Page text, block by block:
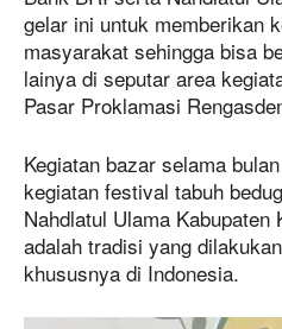
gelar ini untuk memberikan
masyarakat sehingga bisa
lainya di seputar area
Pasar Proklamasi
Kegiatan bazar selama
kegiatan festival tabuh
Nahdlatul Ulama Kabupaten
adalah tradisi yang
khususnya di Indonesia.